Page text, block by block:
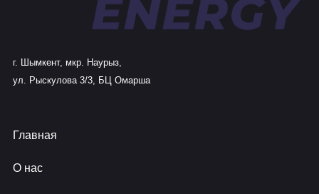
г. Шымкент, мкр. Наурыз,
ул. Рыскулова 3/3, БЦ Омарша
Главная
О нас